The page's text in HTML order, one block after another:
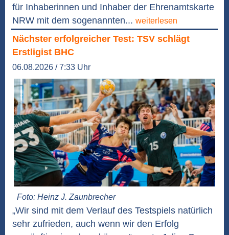
für Inhaberinnen und Inhaber der Ehrenamtskarte
NRW mit dem sogenannten... weiterlesen
Nächster erfolgreicher Test: TSV schlägt
Erstligist BHC
06.08.2026 / 7:33 Uhr
Foto: Heinz J. Zaunbrecher
„Wir sind mit dem Verlauf des Testspiels natürlich
sehr zufrieden, auch wenn wir den Erfolg